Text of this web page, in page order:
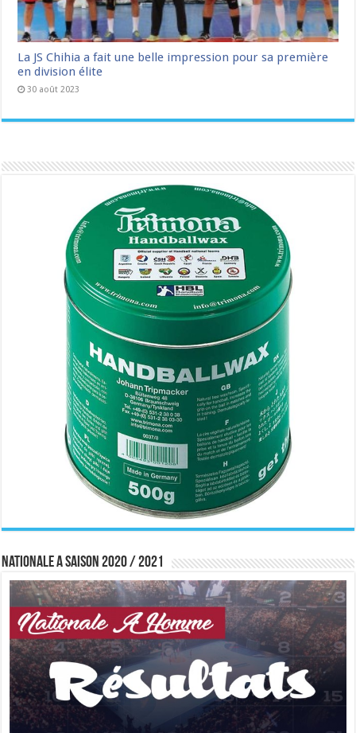
La JS Chihia a fait une belle impression pour sa première
en division élite
30 août 2023
Nationale A saison 2020 / 2021